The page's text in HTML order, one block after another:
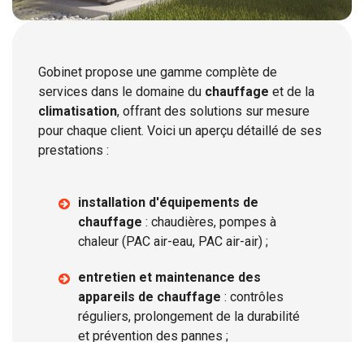
Gobinet propose une gamme complète de
services dans le domaine du chauffage et de la
climatisation, offrant des solutions sur mesure
pour chaque client. Voici un aperçu détaillé de ses
prestations :
installation d'équipements de
chauffage : chaudières, pompes à
chaleur (PAC air-eau, PAC air-air) ;
entretien et maintenance des
appareils de chauffage : contrôles
réguliers, prolongement de la durabilité
et prévention des pannes ;